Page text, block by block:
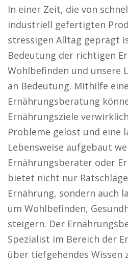
In einer Zeit, die von
industriell gefertigten
stressigen Alltag geprägt
Bedeutung der richtigen
Wohlbefinden und unsere
an Bedeutung. Mithilfe
Ernährungsberatung
Ernährungsziele
Probleme gelöst und eine
Lebensweise aufgebaut
Ernährungsberater oder
bietet nicht nur
Ernährung, sondern auch
um Wohlbefinden,
steigern. Der
Spezialist im Bereich der
über tiefgehendes